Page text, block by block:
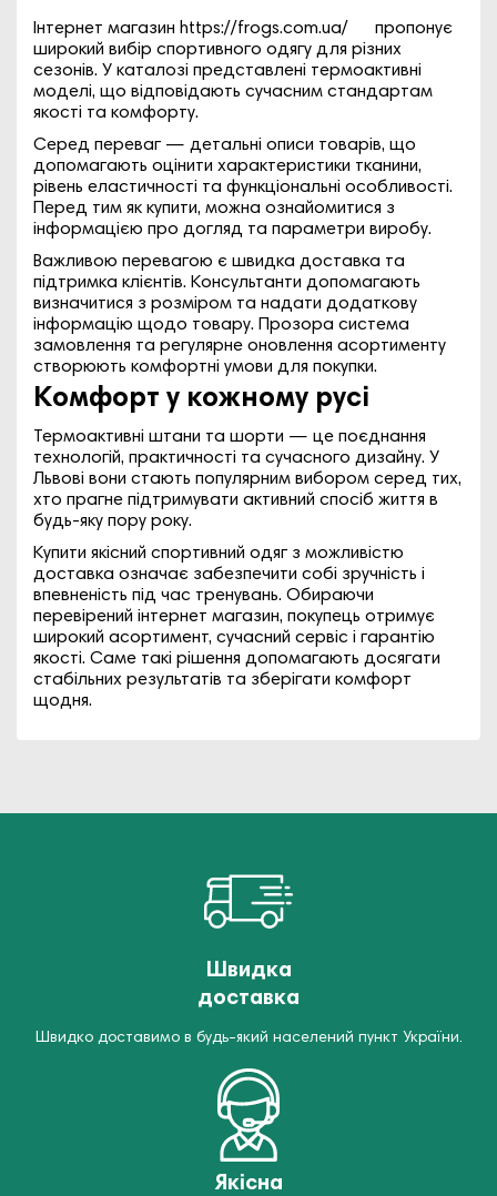
Інтернет магазин https://frogs.com.ua/
пропонує
широкий вибір спортивного одягу для різних
сезонів. У каталозі представлені термоактивні
моделі, що відповідають сучасним стандартам
якості та комфорту.
Серед переваг — детальні описи товарів, що
допомагають оцінити характеристики тканини,
рівень еластичності та функціональні особливості.
Перед тим як купити, можна ознайомитися з
інформацією про догляд та параметри виробу.
Важливою перевагою є швидка доставка та
підтримка клієнтів. Консультанти допомагають
визначитися з розміром та надати додаткову
інформацію щодо товару. Прозора система
замовлення та регулярне оновлення асортименту
створюють комфортні умови для покупки.
Комфорт у кожному русі
Термоактивні штани та шорти — це поєднання
технологій, практичності та сучасного дизайну. У
Львові вони стають популярним вибором серед тих,
хто прагне підтримувати активний спосіб життя в
будь-яку пору року.
Купити якісний спортивний одяг з можливістю
доставка означає забезпечити собі зручність і
впевненість під час тренувань. Обираючи
перевірений інтернет магазин, покупець отримує
широкий асортимент, сучасний сервіс і гарантію
якості. Саме такі рішення допомагають досягати
стабільних результатів та зберігати комфорт
щодня.
Швидка
доставка
Швидко доставимо в будь-який населений пункт України.
Якісна